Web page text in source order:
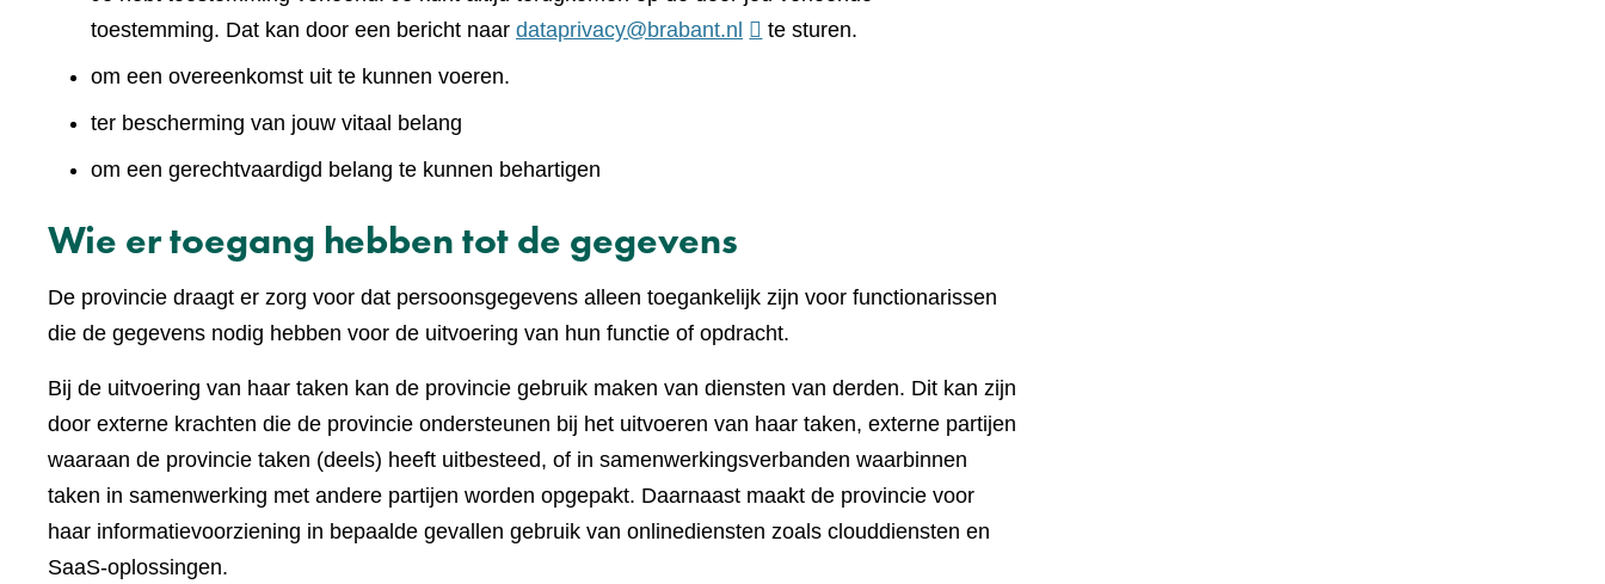
toestemming. Dat kan door een bericht naar dataprivacy@brabant.nl
te sturen.
om een overeenkomst uit te kunnen voeren.
ter bescherming van jouw vitaal belang
om een gerechtvaardigd belang te kunnen behartigen
Wie er toegang hebben tot de gegevens
De provincie draagt er zorg voor dat persoonsgegevens alleen toegankelijk zijn voor functionarissen
die de gegevens nodig hebben voor de uitvoering van hun functie of opdracht.
Bij de uitvoering van haar taken kan de provincie gebruik maken van diensten van derden. Dit kan zijn
door externe krachten die de provincie ondersteunen bij het uitvoeren van haar taken, externe partijen
waaraan de provincie taken (deels) heeft uitbesteed, of in samenwerkingsverbanden waarbinnen
taken in samenwerking met andere partijen worden opgepakt. Daarnaast maakt de provincie voor
haar informatievoorziening in bepaalde gevallen gebruik van onlinediensten zoals clouddiensten en
SaaS-oplossingen.